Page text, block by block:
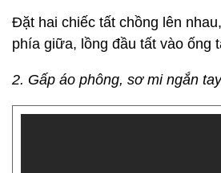
Đặt hai chiếc tất chồng lên
phía giữa, lồng đầu tất vào ống
2. Gấp áo phông, sơ mi ngắn